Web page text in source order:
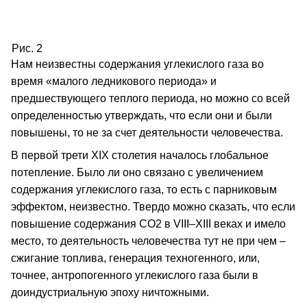
Рис. 2
Нам неизвестны содержания углекислого газа во
время «малого ледникового периода» и
предшествующего теплого периода, но можно со всей
определенностью утверждать, что если они и были
повышены, то не за счет деятельности человечества.
В первой трети ХIХ столетия началось глобальное
потепление. Было ли оно связано с увеличением
содержания углекислого газа, то есть с парниковым
эффектом, неизвестно. Твердо можно сказать, что если
повышение содержания СО2 в VIII–XIII веках и имело
место, то деятельность человечества тут не при чем –
сжигание топлива, генерация техногенного, или,
точнее, антропогенного углекислого газа были в
доиндустриальную эпоху ничтожными.